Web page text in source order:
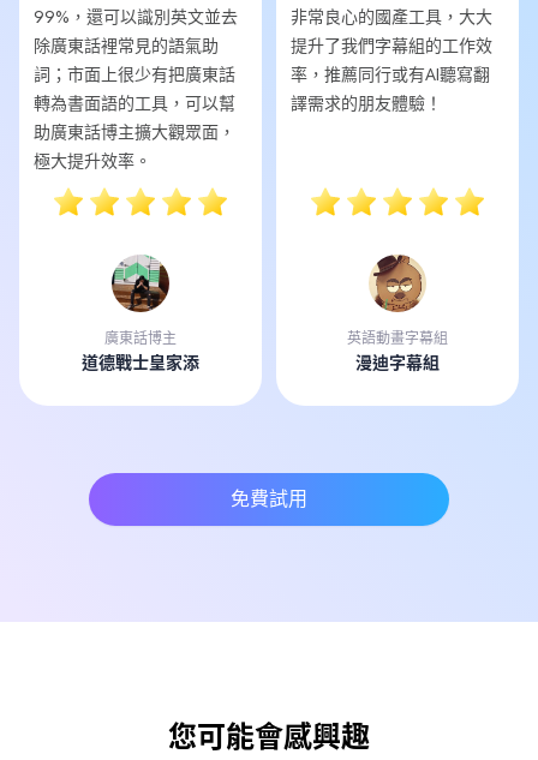
99%，還可以識別英文並去
除廣東話裡常見的語氣助
詞；市面上很少有把廣東話
轉為書面語的工具，可以幫
助廣東話博主擴大觀眾面，
極大提升效率。
廣東話博主
道德戰士皇家添
非常良心的國產工具，大大
提升了我們字幕組的工作效
率，推薦同行或有AI聽寫翻
譯需求的朋友體驗！
英語動畫字幕組
漫迪字幕組
免費試用
您可能會感興趣